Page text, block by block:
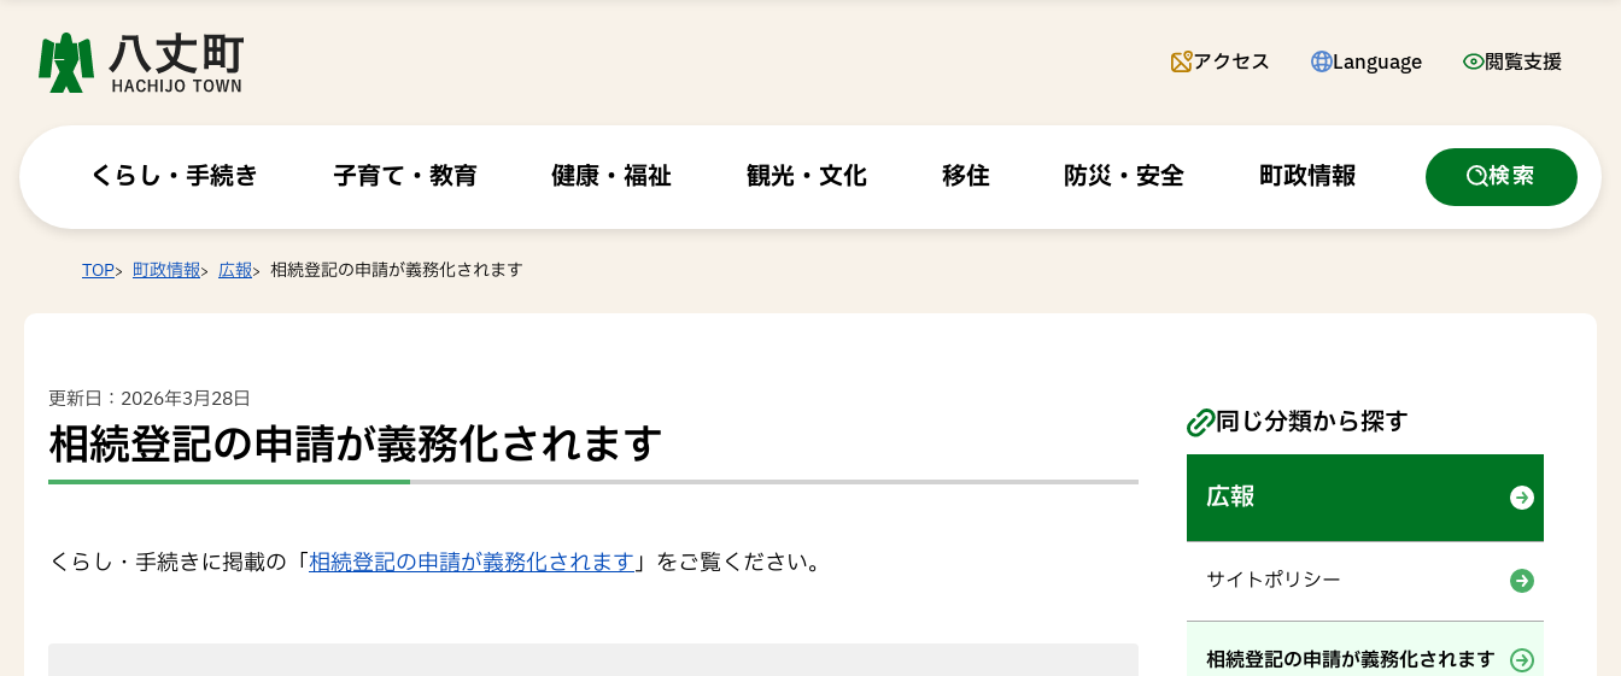
アクセス Language 閲覧支援
くらし・手続き 子育て・教育 健康・福祉 観光・文化 移住 防災・安全 町政情報 検索
TOP 町政情報 広報 相続登記の申請が義務化されます
更新日：2026年3月28日
相続登記の申請が義務化されます
くらし・手続きに掲載の「相続登記の申請が義務化されます」をご覧ください。
同じ分類から探す
広報
サイトポリシー
相続登記の申請が義務化されます